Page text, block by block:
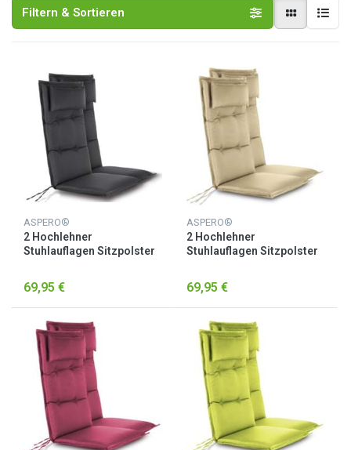
Filtern & Sortieren
ASPERO®
2 Hochlehner
Stuhlauflagen Sitzpolster
69,95 €
ASPERO®
2 Hochlehner
Stuhlauflagen Sitzpolster
69,95 €